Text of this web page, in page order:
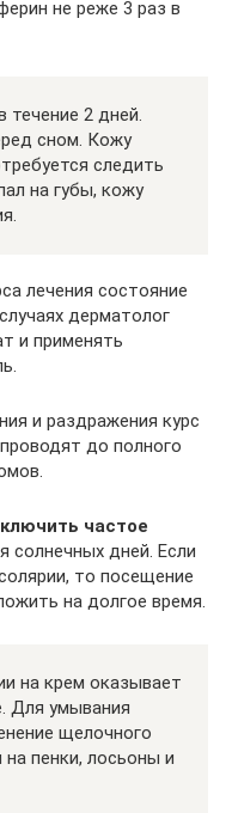
не реже 3 раз в
2 дней.
сном. Кожу
следить
на губы, кожу
лечения состояние
дерматолог
и применять
и раздражения курс
до полного
частое
солнечных дней. Если
то посещение
на долгое время.
на крем оказывает
Для умывания
щелочного
пенки, лосьоны и